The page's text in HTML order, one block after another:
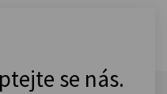
se nás.